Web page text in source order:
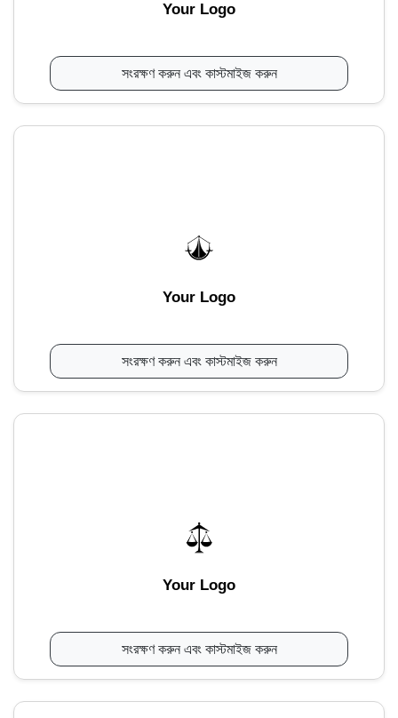
Your Logo
সংরক্ষণ করুন এবং কাস্টমাইজ করুন
Your Logo
সংরক্ষণ করুন এবং কাস্টমাইজ করুন
Your Logo
সংরক্ষণ করুন এবং কাস্টমাইজ করুন